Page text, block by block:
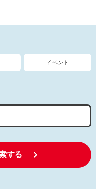
イベント
する